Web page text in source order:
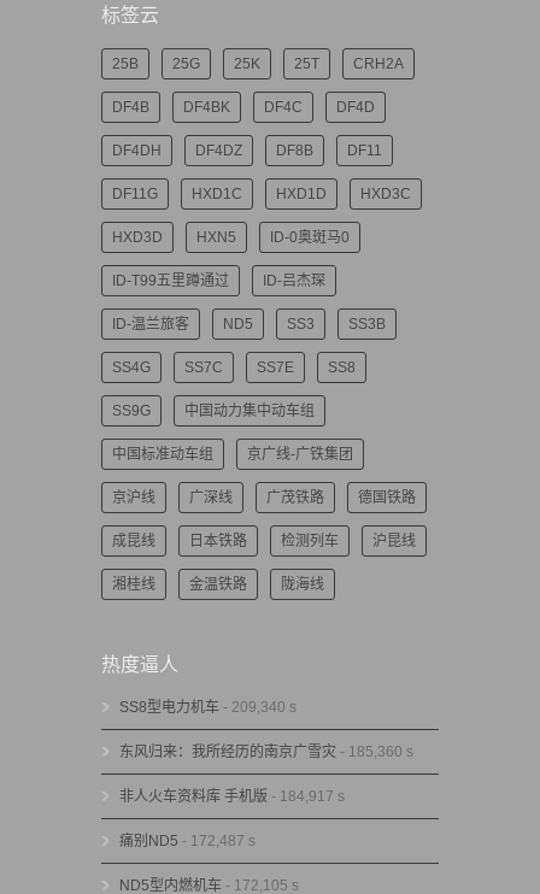
标签云
25B 25G 25K 25T CRH2A
DF4B DF4BK DF4C DF4D
DF4DH DF4DZ DF8B DF11
DF11G HXD1C HXD1D HXD3C
HXD3D HXN5 ID-0奥斑马0
ID-T99五里蹲通过 ID-吕杰琛
ID-温兰旅客 ND5 SS3 SS3B
SS4G SS7C SS7E SS8
SS9G 中国动力集中动车组
中国标准动车组 京广线-广铁集团
京沪线 广深线 广茂铁路 德国铁路
成昆线 日本铁路 检测列车 沪昆线
湘桂线 金温铁路 陇海线
热度逼人
SS8型电力机车 - 209,340 s
东风归来：我所经历的南京广雪灾 - 185,360 s
非人火车资料库 手机版 - 184,917 s
痛别ND5 - 172,487 s
ND5型内燃机车 - 172,105 s